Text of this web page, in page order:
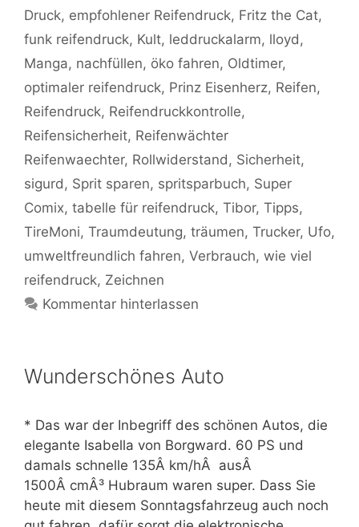
Druck, empfohlener Reifendruck, Fritz the Cat,
funk reifendruck, Kult, leddruckalarm, lloyd,
Manga, nachfüllen, öko fahren, Oldtimer,
optimaler reifendruck, Prinz Eisenherz, Reifen,
Reifendruck, Reifendruckkontrolle,
Reifensicherheit, Reifenwächter
Reifenwaechter, Rollwiderstand, Sicherheit,
sigurd, Sprit sparen, spritsparbuch, Super
Comix, tabelle für reifendruck, Tibor, Tipps,
TireMoni, Traumdeutung, träumen, Trucker, Ufo,
umweltfreundlich fahren, Verbrauch, wie viel
reifendruck, Zeichnen
Kommentar hinterlassen
Wunderschönes Auto
* Das war der Inbegriff des schönen Autos, die
elegante Isabella von Borgward. 60 PS und
damals schnelle 135Â km/hÂ ausÂ
1500Â cmÂ³ Hubraum waren super. Dass Sie
heute mit diesem Sonntagsfahrzeug auch noch